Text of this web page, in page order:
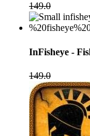
149.0
InFisheye -
149.0